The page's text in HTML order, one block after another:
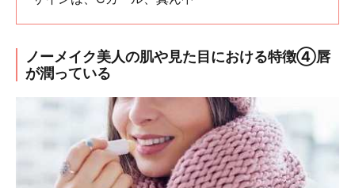
ノーメイク美人の肌や見た目における特徴④唇
が潤っている